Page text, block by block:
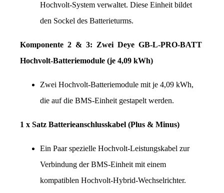
Hochvolt-System verwaltet. Diese Einheit bildet
den Sockel des Batterieturms.
Komponente 2 & 3: Zwei Deye GB-L-PRO-BATT
Hochvolt-Batteriemodule (je 4,09 kWh)
Zwei Hochvolt-Batteriemodule mit je 4,09 kWh,
die auf die BMS-Einheit gestapelt werden.
1 x Satz Batterieanschlusskabel (Plus & Minus)
Ein Paar spezielle Hochvolt-Leistungskabel zur
Verbindung der BMS-Einheit mit einem
kompatiblen Hochvolt-Hybrid-Wechselrichter.